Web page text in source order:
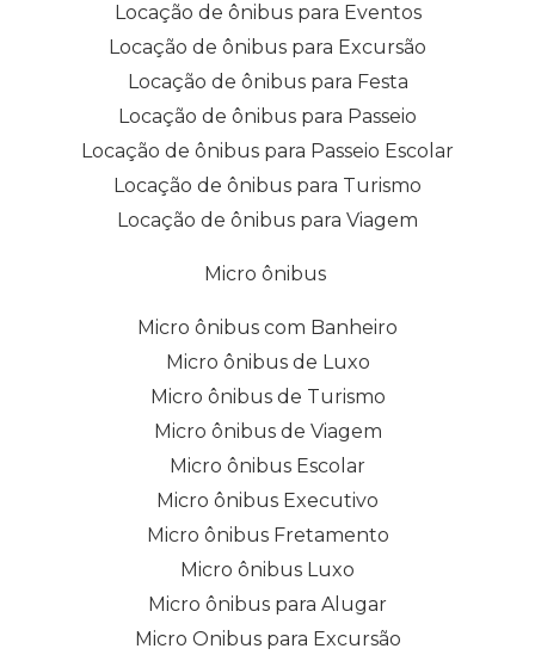
Locação de ônibus para Eventos
Locação de ônibus para Excursão
Locação de ônibus para Festa
Locação de ônibus para Passeio
Locação de ônibus para Passeio Escolar
Locação de ônibus para Turismo
Locação de ônibus para Viagem
Micro ônibus
Micro ônibus com Banheiro
Micro ônibus de Luxo
Micro ônibus de Turismo
Micro ônibus de Viagem
Micro ônibus Escolar
Micro ônibus Executivo
Micro ônibus Fretamento
Micro ônibus Luxo
Micro ônibus para Alugar
Micro Onibus para Excursão